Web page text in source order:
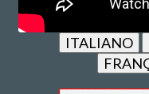
ITALIANO